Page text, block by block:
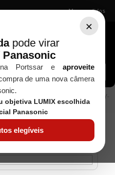
×
pode virar
Panasonic
Portssar e aproveite
de uma nova câmera
objetiva LUMIX escolhida
Panasonic
elegíveis
Meus pedidos
Microfone de Lapela Boya BY-